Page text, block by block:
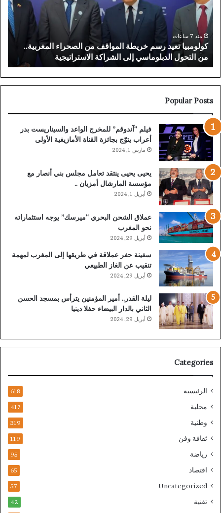
المواقف
من
الصحراء
المغربية..
من
التحول
الدبلوماسي
إلى
الشراكة
الاستراتيجية
منذ 7 ساعات
كولومبيا تعيد رسم خريطة المواقف من الصحراء المغربية..
من التحول الدبلوماسي إلى الشراكة الاستراتيجية
Popular Posts
فيلم “آندوقم” للمخرج الواعد والسيناريست بدر
أعراب يتوّج بجائزة القناة الأمازيغية الأولى
مارس 1, 2024
يحيى يحيى ينتقد تعامل مجلس بني أنصار مع
مؤسسة المارشال أمزيان ..
أبريل 1, 2024
عملاق الشحن البحري “ميرسك” يوجه استثماراته
نحو المغرب
أبريل 29, 2024
سفينة حفر عملاقة في طريقها إلى المغرب لمهمة
تنقيب عن الغاز الطبيعي
أبريل 29, 2024
ليلة القدر.. أمير المؤمنين يترأس بمسجد الحسن
الثاني بالدار البيضاء حفلا دينيا
أبريل 29, 2024
Categories
الرئيسية 618
محلية 417
وطنية 319
ثقافة وفن 119
رياضة 95
اقتصاد 65
Uncategorized
57
تقنية 42